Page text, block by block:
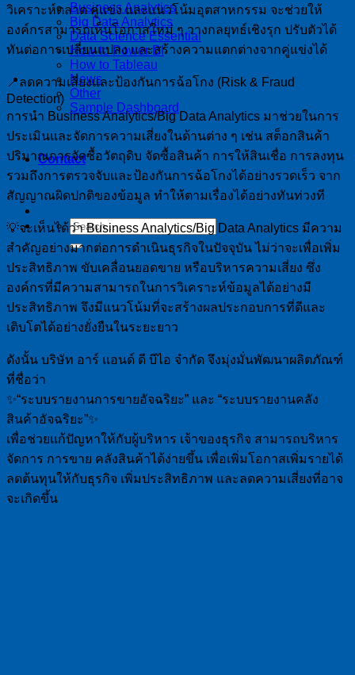
Business Analytics
Big Data Analytics
Data Science Essential
How to Power BI
How to Tableau
News
Other
Sample Dashboard
Contact
วิเคราะห์ตลาด คู่แข่ง และแนวโน้มอุตสาหกรรม จะช่วยให้
องค์กรสามารถเห็นโอกาสใหม่ ๆ วางกลยุทธ์เชิงรุก ปรับตัวได้
ทันต่อการเปลี่ยนแปลง และสร้างความแตกต่างจากคู่แข่งได้
📍ลดความเสี่ยงและป้องกันการฉ้อโกง (Risk & Fraud
Detection)
การนำ Business Analytics/Big Data Analytics มาช่วยในการ
ประเมินและจัดการความเสี่ยงในด้านต่าง ๆ เช่น สต็อกสินค้า
ปริมาณการจัดซื้อวัตถุดิบ จัดซื้อสินค้า การให้สินเชื่อ การลงทุน
รวมถึงการตรวจจับและป้องกันการฉ้อโกงได้อย่างรวดเร็ว จาก
สัญญาณผิดปกติของข้อมูล ทำให้ตามเรื่องได้อย่างทันท่วงที
💡จะเห็นได้ว่า Business Analytics/Big Data Analytics มีความ
สำคัญอย่างมากต่อการดำเนินธุรกิจในปัจจุบัน ไม่ว่าจะเพื่อเพิ่ม
ประสิทธิภาพ ขับเคลื่อนยอดขาย หรือบริหารความเสี่ยง ซึ่ง
องค์กรที่มีความสามารถในการวิเคราะห์ข้อมูลได้อย่างมี
ประสิทธิภาพ จึงมีแนวโน้มที่จะสร้างผลประกอบการที่ดีและ
เติบโตได้อย่างยั่งยืนในระยะยาว
ดังนั้น บริษัท อาร์ แอนด์ ดี บีไอ จำกัด จึงมุ่งมั่นพัฒนาผลิตภัณฑ์
ที่ชื่อว่า
✨“ระบบรายงานการขายอัจฉริยะ” และ “ระบบรายงานคลัง
สินค้าอัจฉริยะ”✨
เพื่อช่วยแก้ปัญหาให้กับผู้บริหาร เจ้าของธุรกิจ สามารถบริหาร
จัดการ การขาย คลังสินค้าได้ง่ายขึ้น เพื่อเพิ่มโอกาสเพิ่มรายได้
ลดต้นทุนให้กับธุรกิจ เพิ่มประสิทธิภาพ และลดความเสี่ยงที่อาจ
จะเกิดขึ้น